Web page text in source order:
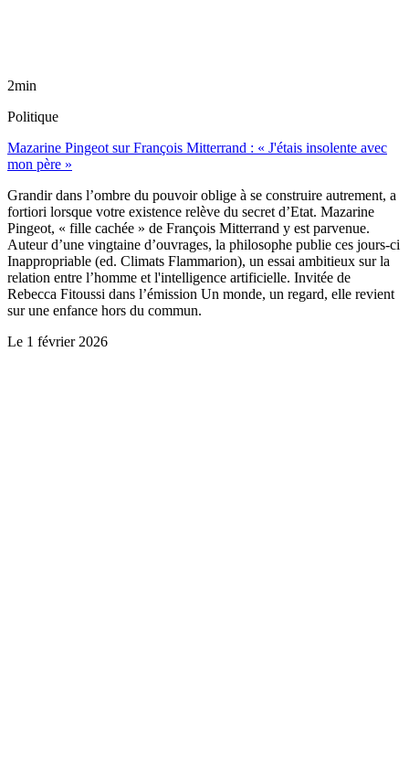
2min
Politique
Mazarine Pingeot sur François Mitterrand : « J'étais insolente avec
mon père »
Grandir dans l’ombre du pouvoir oblige à se construire autrement, a
fortiori lorsque votre existence relève du secret d’Etat. Mazarine
Pingeot, « fille cachée » de François Mitterrand y est parvenue.
Auteur d’une vingtaine d’ouvrages, la philosophe publie ces jours-ci
Inappropriable (ed. Climats Flammarion), un essai ambitieux sur la
relation entre l’homme et l'intelligence artificielle. Invitée de
Rebecca Fitoussi dans l’émission Un monde, un regard, elle revient
sur une enfance hors du commun.
Le 1 février 2026